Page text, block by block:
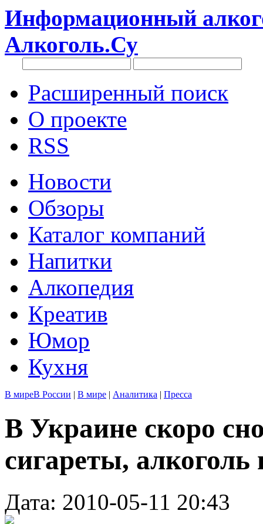
Информационный
Алкоголь.Су
Расширенный поиск
О проекте
RSS
Новости
Обзоры
Каталог компаний
Напитки
Алкопедия
Креатив
Юмор
Кухня
В миреВ России | В мире | Аналитика | Пресса
В Украине скоро
сигареты, алкоголь
Дата: 2010-05-11 20:43